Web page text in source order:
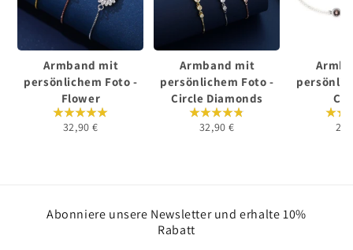
Armband mit
persönlichem Foto -
Flower
32,90 €
Armband mit
persönlichem Foto -
Circle Diamonds
32,90 €
Abonniere unsere Newsletter und erhalte 10%
Rabatt